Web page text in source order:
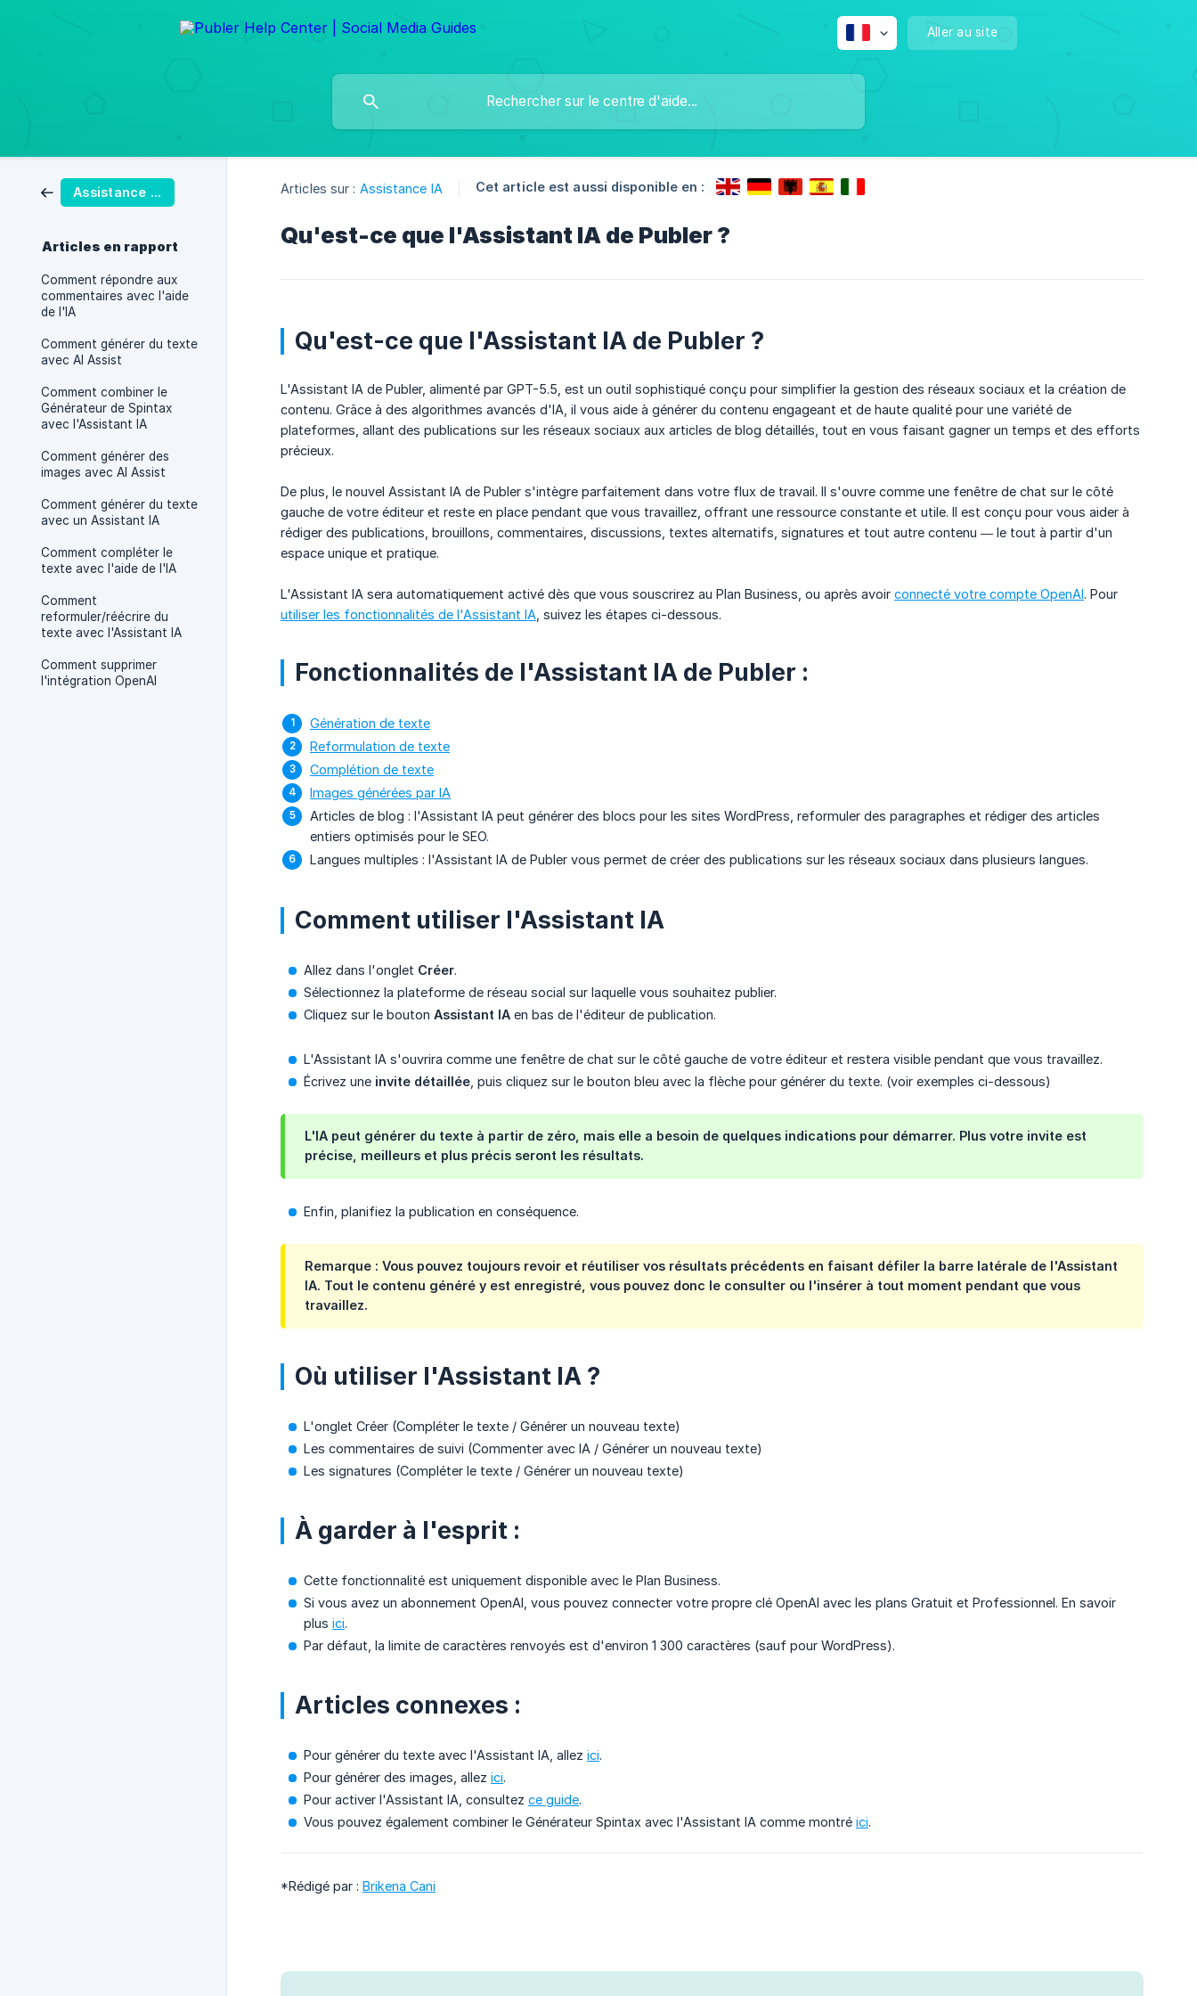
Aller au site
Assistance IA
Articles en rapport
Comment répondre aux
commentaires avec l'aide
de l'IA
Comment générer du texte
avec AI Assist
Comment combiner le
Générateur de Spintax
avec l'Assistant IA
Comment générer des
images avec AI Assist
Comment générer du texte
avec un Assistant IA
Comment compléter le
texte avec l'aide de l'IA
Comment
reformuler/réécrire du
texte avec l'Assistant IA
Comment supprimer
l'intégration OpenAI
Articles sur : Assistance IA Cet article est aussi disponible en :
Qu'est-ce que l'Assistant IA de Publer ?
Qu'est-ce que l'Assistant IA de Publer ?
L'Assistant IA de Publer, alimenté par GPT-5.5, est un outil sophistiqué conçu pour simplifier la gestion des réseaux sociaux et la création de
contenu. Grâce à des algorithmes avancés d'IA, il vous aide à générer du contenu engageant et de haute qualité pour une variété de
plateformes, allant des publications sur les réseaux sociaux aux articles de blog détaillés, tout en vous faisant gagner un temps et des efforts
précieux.
De plus, le nouvel Assistant IA de Publer s'intègre parfaitement dans votre flux de travail. Il s'ouvre comme une fenêtre de chat sur le côté
gauche de votre éditeur et reste en place pendant que vous travaillez, offrant une ressource constante et utile. Il est conçu pour vous aider à
rédiger des publications, brouillons, commentaires, discussions, textes alternatifs, signatures et tout autre contenu — le tout à partir d'un
espace unique et pratique.
L'Assistant IA sera automatiquement activé dès que vous souscrirez au Plan Business, ou après avoir connecté votre compte OpenAI. Pour
utiliser les fonctionnalités de l'Assistant IA , suivez les étapes ci-dessous.
Fonctionnalités de l'Assistant IA de Publer :
Génération de texte
Reformulation de texte
Complétion de texte
Images générées par IA
Articles de blog : l'Assistant IA peut générer des blocs pour les sites WordPress, reformuler des paragraphes et rédiger des articles
entiers optimisés pour le SEO.
Langues multiples : l'Assistant IA de Publer vous permet de créer des publications sur les réseaux sociaux dans plusieurs langues.
Comment utiliser l'Assistant IA
Allez dans l'onglet Créer.
Sélectionnez la plateforme de réseau social sur laquelle vous souhaitez publier.
Cliquez sur le bouton Assistant IA en bas de l'éditeur de publication.
L'Assistant IA s'ouvrira comme une fenêtre de chat sur le côté gauche de votre éditeur et restera visible pendant que vous travaillez.
Écrivez une invite détaillée , puis cliquez sur le bouton bleu avec la flèche pour générer du texte. (voir exemples ci-dessous)
L'IA peut générer du texte à partir de zéro, mais elle a besoin de quelques indications pour démarrer. Plus votre invite est
précise, meilleurs et plus précis seront les résultats.
Enfin, planifiez la publication en conséquence.
Remarque : Vous pouvez toujours revoir et réutiliser vos résultats précédents en faisant défiler la barre latérale de l'Assistant
IA. Tout le contenu généré y est enregistré, vous pouvez donc le consulter ou l'insérer à tout moment pendant que vous
travaillez.
Où utiliser l'Assistant IA ?
L'onglet Créer (Compléter le texte / Générer un nouveau texte)
Les commentaires de suivi (Commenter avec IA / Générer un nouveau texte)
Les signatures (Compléter le texte / Générer un nouveau texte)
À garder à l'esprit :
Cette fonctionnalité est uniquement disponible avec le Plan Business.
Si vous avez un abonnement OpenAI, vous pouvez connecter votre propre clé OpenAI avec les plans Gratuit et Professionnel. En savoir
plus ici.
Par défaut, la limite de caractères renvoyés est d'environ 1 300 caractères (sauf pour WordPress).
Articles connexes :
Pour générer du texte avec l'Assistant IA, allez ici.
Pour générer des images, allez ici.
Pour activer l'Assistant IA, consultez ce guide.
Vous pouvez également combiner le Générateur Spintax avec l'Assistant IA comme montré ici.
*Rédigé par : Brikena Cani